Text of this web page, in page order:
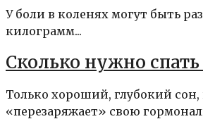
У боли в коленях могут быть
килограмм...
Сколько нужно
Только хороший, глубокий
«перезаряжает» свою